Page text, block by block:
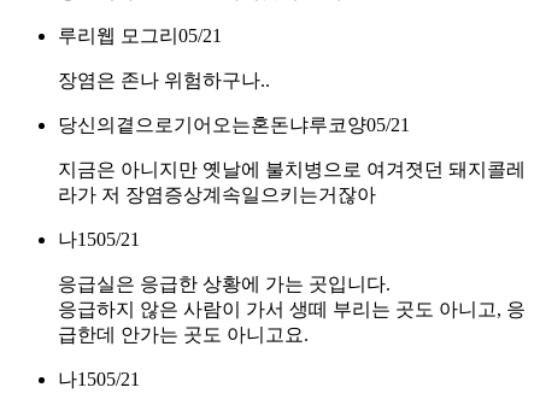
루리웹 모그리 05/21
장염은 존나 위험하구나..
당신의곁으로기어오는혼돈냐루코양05/21
지금은 아니지만 옛날에 불치병으로 여겨졋던 돼지콜레
라가 저 장염증상계속일으키는거잖아
나1505/21
응급실은 응급한 상황에 가는 곳입니다.
응급하지 않은 사람이 가서 생떼 부리는 곳도 아니고, 응
급한데 안가는 곳도 아니고요.
나1505/21